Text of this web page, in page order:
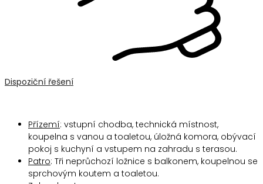
Dispoziční řešení
Přízemí: vstupní chodba, technická místnost,
koupelna s vanou a toaletou, úložná komora, obývací
pokoj s kuchyní a vstupem na zahradu s terasou.
Patro: Tři neprůchozí ložnice s balkonem, koupelnou se
sprchovým koutem a toaletou.